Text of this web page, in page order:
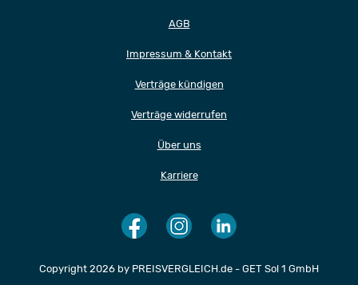
AGB
Impressum & Kontakt
Verträge kündigen
Verträge widerrufen
Über uns
Karriere
Copyright 2026 by PREISVERGLEICH.de - GET Sol 1 GmbH